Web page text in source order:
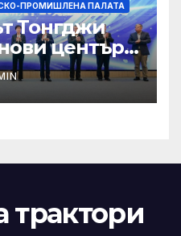
ПРОМИШЛЕНА ПАЛАТА
Тонгджи
центъра
трактори